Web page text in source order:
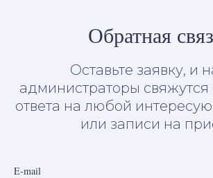
Обратная
Оставьте заявку, и
администраторы
ответа на любой
или записи на
E-mail